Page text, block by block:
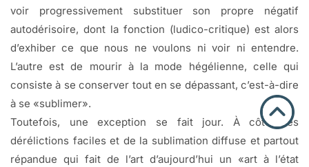
voir progressivement substituer son propre négatif
autodérisoire, dont la fonction (ludico-critique) est alors
d’exhiber ce que nous ne voulons ni voir ni entendre.
L’autre est de mourir à la mode hégélienne, celle qui
consiste à se conserver tout en se dépassant, c’est-à-dire
à se «sublimer».
Toutefois, une exception se fait jour. À côté des
dérélictions faciles et de la sublimation diffuse et partout
répandue qui fait de l’art d’aujourd’hui un «art à l’état